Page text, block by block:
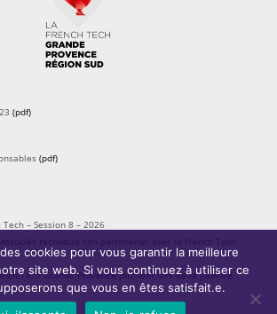
(pdf)
(pdf)
– Session 8 – 2026
reconduit son partenariat avec la French Tech
Tech Grande Provence pitchent lors de la journée
cookies pour vous garantir la meilleure
site web. Si vous continuez à utiliser ce
que vous en êtes satisfait.e.